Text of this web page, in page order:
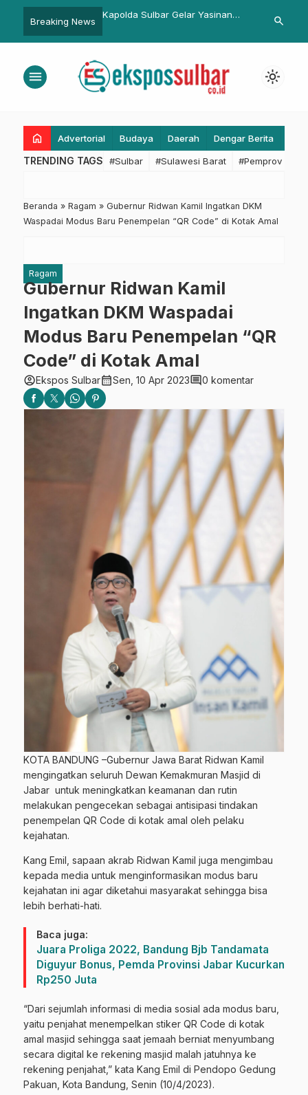
Breaking News
Setda Sulbar
Kinerja
Kapolda Sulbar Gelar Yasinan
Jabatan, Libatkan Anak Yatim
Koperasi
Siap Dorong
search
menu light_mode
home Advertorial Budaya Daerah Dengar Berita
TRENDING TAGS #Sulbar #Sulawesi Barat #Pemprov
Beranda » Ragam » Gubernur Ridwan Kamil Ingatkan DKM
Waspadai Modus Baru Penempelan “QR Code” di Kotak Amal
Ragam
Gubernur Ridwan Kamil
Ingatkan DKM Waspadai
Modus Baru Penempelan “QR
Code” di Kotak Amal
account_circleEkspos Sulbarcalendar_monthSen, 10 Apr 2023comment0 komentar
KOTA BANDUNG –Gubernur Jawa Barat Ridwan Kamil
mengingatkan seluruh Dewan Kemakmuran Masjid di
Jabar untuk meningkatkan keamanan dan rutin
melakukan pengecekan sebagai antisipasi tindakan
penempelan QR Code di kotak amal oleh pelaku
kejahatan.
Kang Emil, sapaan akrab Ridwan Kamil juga mengimbau
kepada media untuk menginformasikan modus baru
kejahatan ini agar diketahui masyarakat sehingga bisa
lebih berhati-hati.
Baca juga:
Juara Proliga 2022, Bandung Bjb Tandamata
Diguyur Bonus, Pemda Provinsi Jabar Kucurkan
Rp250 Juta
“Dari sejumlah informasi di media sosial ada modus baru,
yaitu penjahat menempelkan stiker QR Code di kotak
amal masjid sehingga saat jemaah berniat menyumbang
secara digital ke rekening masjid malah jatuhnya ke
rekening penjahat,” kata Kang Emil di Pendopo Gedung
Pakuan, Kota Bandung, Senin (10/4/2023).